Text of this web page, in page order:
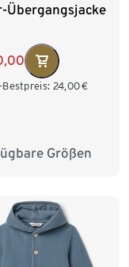
Übergangsjacke
Bestpreis: 24,00€
Größen
134/140